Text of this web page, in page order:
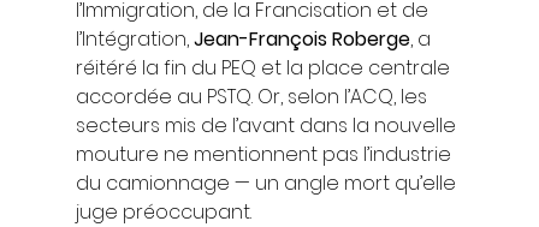
l’Immigration, de la Francisation et de
l’Intégration, Jean-François Roberge, a
réitéré la fin du PEQ et la place centrale
accordée au PSTQ. Or, selon l’ACQ, les
secteurs mis de l’avant dans la nouvelle
mouture ne mentionnent pas l’industrie
du camionnage — un angle mort qu’elle
juge préoccupant.